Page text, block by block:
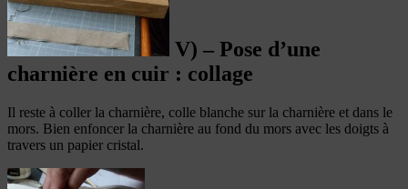
V) – Pose d’une
charnière en cuir : collage
Il reste à coller la charnière, colle blanche sur la charnière et dans le
mors. Bien enfoncer la charnière au fond du mors avec les doigts à
travers un papier cristal.